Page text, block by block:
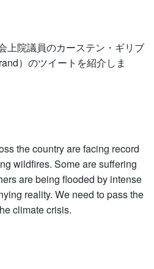
上院議員のカーステン・ギリブ
）のツイートを紹介しま
the country are facing record
wildfires. Some are suffering
are being flooded by intense
reality. We need to pass the
climate crisis.